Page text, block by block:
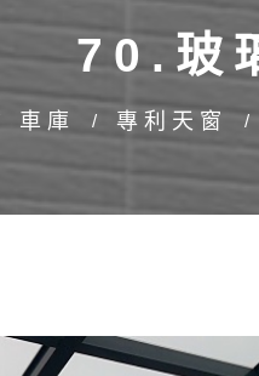
70.玻
車庫 專利天窗